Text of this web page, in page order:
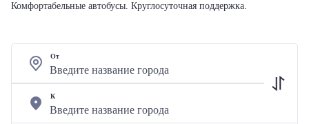
Комфортабельные автобусы. Круглосуточная поддержка.
От
К